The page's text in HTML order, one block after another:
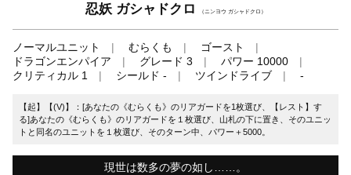
忍妖 ガシャドクロ （ニンヨウ ガシャドクロ）
ノーマルユニット むらくも
ゴースト
ドラゴンエンパイア
グレード 3
パワー 10000
クリティカル 1
シールド - ツインドライブ -
【起】【(V)】：[あなたの《むらくも》のリアガードを1枚選び、【レスト】す
る]あなたの《むらくも》のリアガードを１枚選び、山札の下に置き、そのユニッ
トと同名のユニットを１枚選び、そのターン中、パワー＋5000。
現世は数多の夢の如し……。